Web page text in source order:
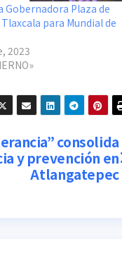
Gobernadora Plaza de
para Mundial de
2023
consolida
y prevención en
Atlangatepec